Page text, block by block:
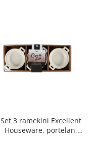
Set 3 ramekini Excellent
Houseware, portelan,